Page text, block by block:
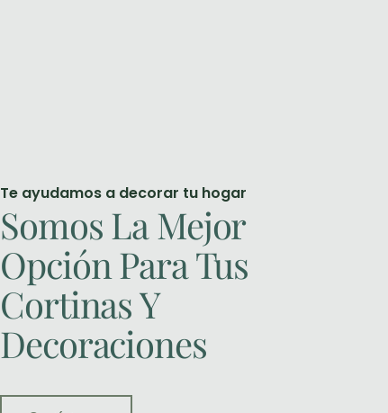
Te ayudamos a decorar tu hogar
Somos La Mejor
Opción Para Tus
Cortinas Y
Decoraciones